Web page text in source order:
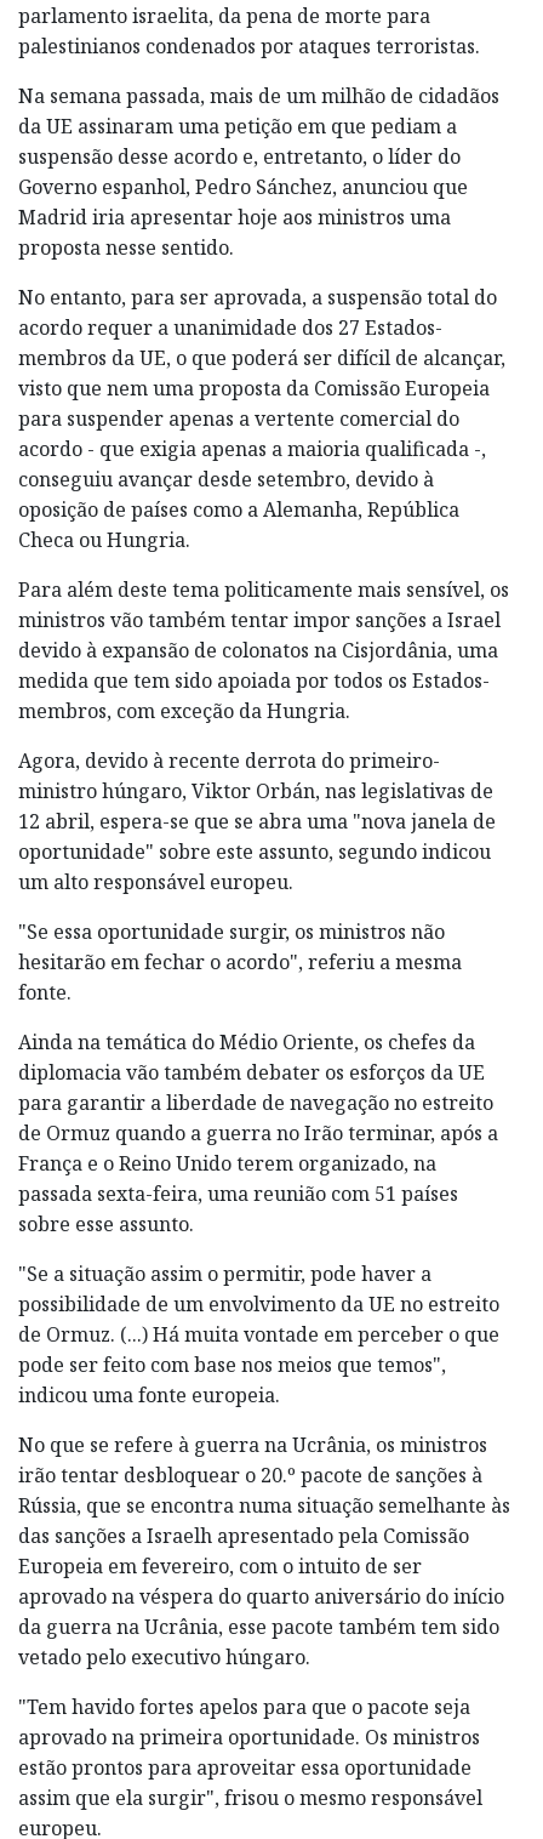
parlamento israelita, da pena de morte para
palestinianos condenados por ataques terroristas.
Na semana passada, mais de um milhão de cidadãos
da UE assinaram uma petição em que pediam a
suspensão desse acordo e, entretanto, o líder do
Governo espanhol, Pedro Sánchez, anunciou que
Madrid iria apresentar hoje aos ministros uma
proposta nesse sentido.
No entanto, para ser aprovada, a suspensão total do
acordo requer a unanimidade dos 27 Estados-
membros da UE, o que poderá ser difícil de alcançar,
visto que nem uma proposta da Comissão Europeia
para suspender apenas a vertente comercial do
acordo - que exigia apenas a maioria qualificada -,
conseguiu avançar desde setembro, devido à
oposição de países como a Alemanha, República
Checa ou Hungria.
Para além deste tema politicamente mais sensível, os
ministros vão também tentar impor sanções a Israel
devido à expansão de colonatos na Cisjordânia, uma
medida que tem sido apoiada por todos os Estados-
membros, com exceção da Hungria.
Agora, devido à recente derrota do primeiro-
ministro húngaro, Viktor Orbán, nas legislativas de
12 abril, espera-se que se abra uma "nova janela de
oportunidade" sobre este assunto, segundo indicou
um alto responsável europeu.
"Se essa oportunidade surgir, os ministros não
hesitarão em fechar o acordo", referiu a mesma
fonte.
Ainda na temática do Médio Oriente, os chefes da
diplomacia vão também debater os esforços da UE
para garantir a liberdade de navegação no estreito
de Ormuz quando a guerra no Irão terminar, após a
França e o Reino Unido terem organizado, na
passada sexta-feira, uma reunião com 51 países
sobre esse assunto.
"Se a situação assim o permitir, pode haver a
possibilidade de um envolvimento da UE no estreito
de Ormuz. (...) Há muita vontade em perceber o que
pode ser feito com base nos meios que temos",
indicou uma fonte europeia.
No que se refere à guerra na Ucrânia, os ministros
irão tentar desbloquear o 20.º pacote de sanções à
Rússia, que se encontra numa situação semelhante às
das sanções a Israelh apresentado pela Comissão
Europeia em fevereiro, com o intuito de ser
aprovado na véspera do quarto aniversário do início
da guerra na Ucrânia, esse pacote também tem sido
vetado pelo executivo húngaro.
"Tem havido fortes apelos para que o pacote seja
aprovado na primeira oportunidade. Os ministros
estão prontos para aproveitar essa oportunidade
assim que ela surgir", frisou o mesmo responsável
europeu.